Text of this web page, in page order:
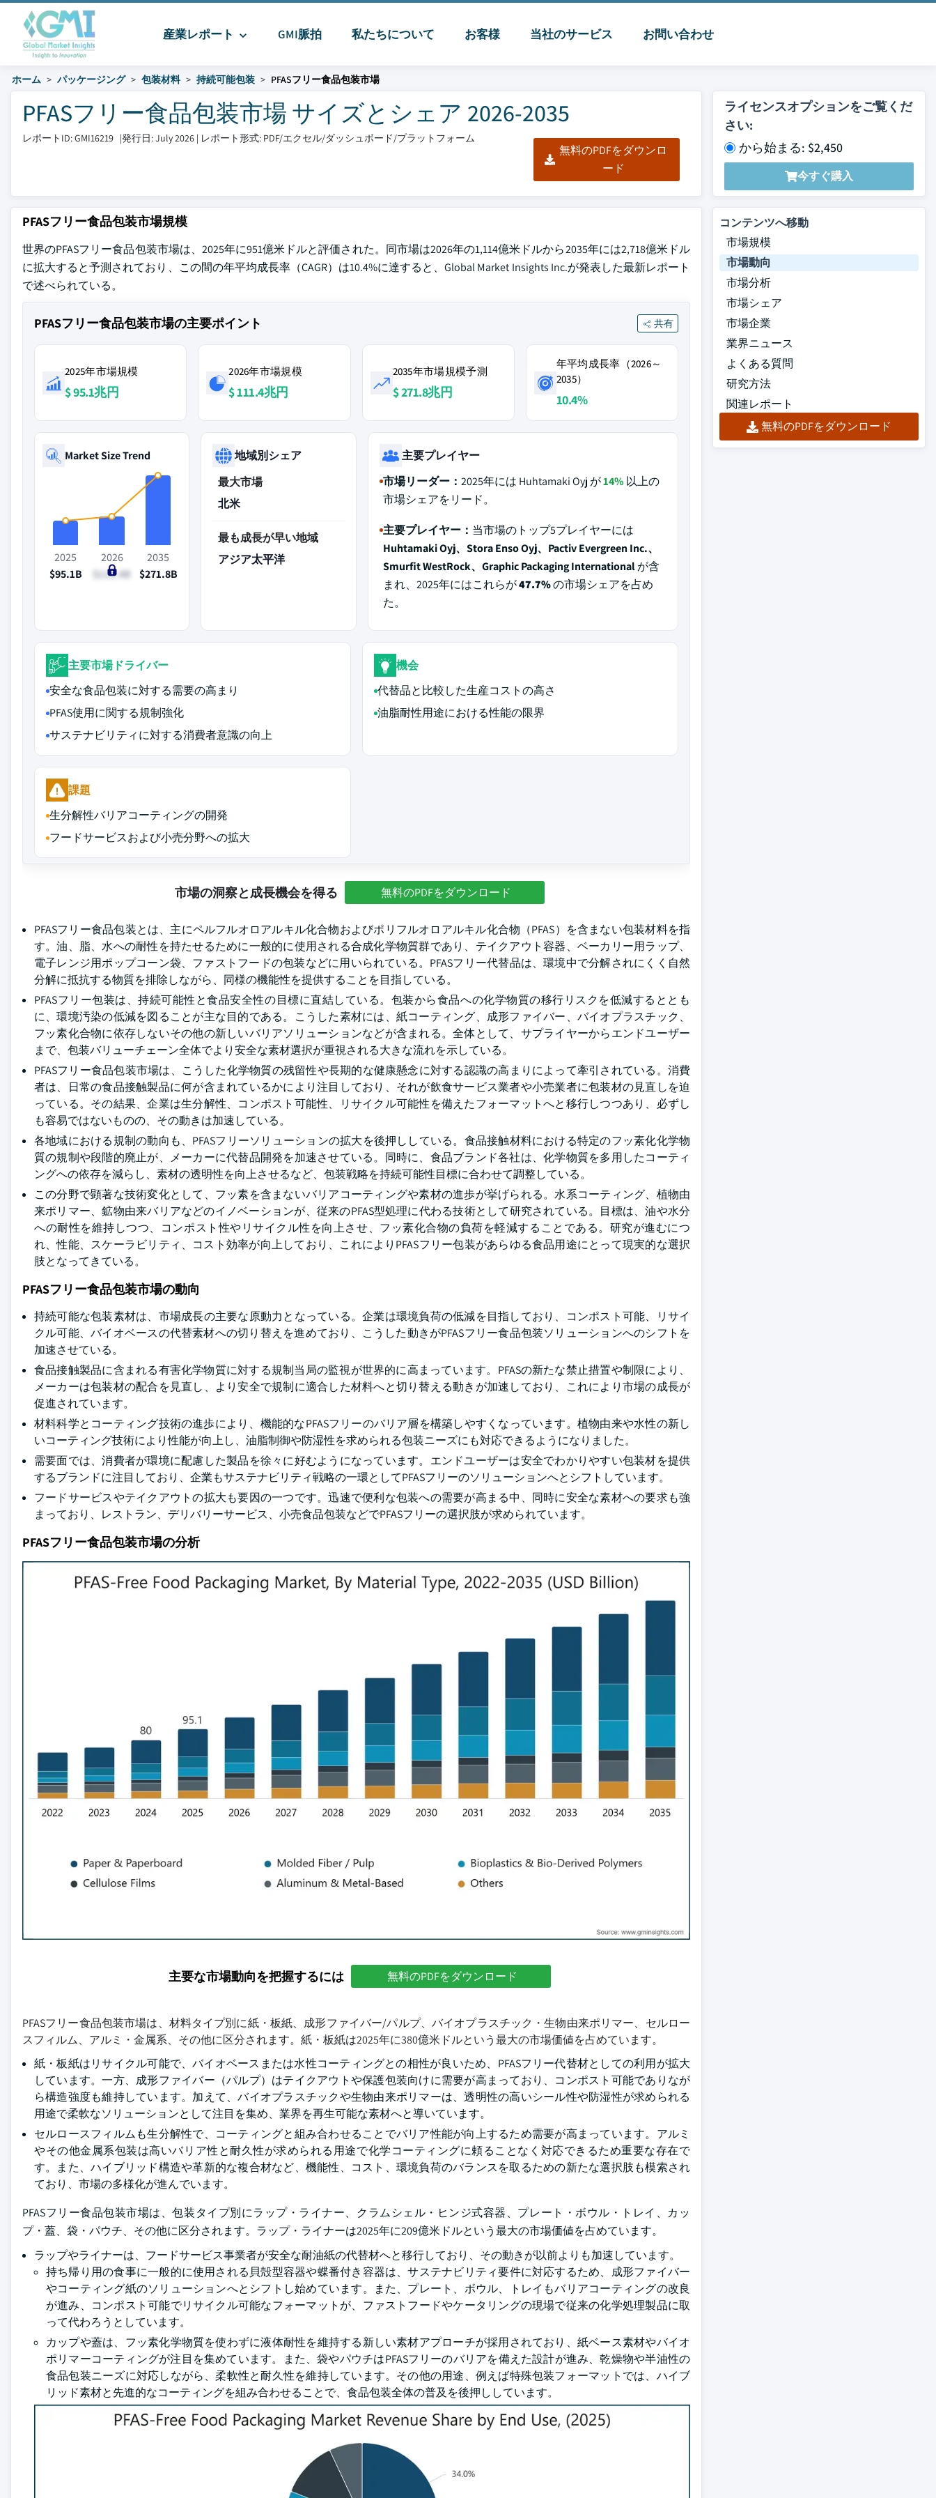
産業レポート GMI脈拍 私たちについて お客様 当社のサービス お問い合わせ
ホーム パッケージング 包装材料 持続可能包装 PFASフリー食品包装市場
PFASフリー食品包装市場 サイズとシェア 2026-2035
レポートID: GMI16219 |発行日: July 2026 | レポート形式: PDF/エクセル/ダッシュボード/プラットフォーム
無料のPDFをダウンロ
ード
ライセンスオプションをご覧くだ
さい:
から始まる: $2,450
今すぐ購入
PFASフリー食品包装市場規模
世界のPFASフリー食品包装市場は、2025年に951億米ドルと評価された。同市場は2026年の1,114億米ドルから2035年には2,718億米ドル
に拡大すると予測されており、この間の年平均成長率（CAGR）は10.4%に達すると、Global Market Insights Inc.が発表した最新レポート
で述べられている。
PFASフリー食品包装市場の主要ポイント 共有
2025年市場規模
$ 95.1兆円
2026年市場規模
$ 111.4兆円
2035年市場規模予測
$ 271.8兆円
年平均成長率（2026～
2035）
10.4%
Market Size Trend
2025
$95.1B
2026
$111.4B
2035
$271.8B
地域別シェア
最大市場
北米
最も成長が早い地域
アジア太平洋
主要プレイヤー
市場リーダー： 2025年には Huhtamaki Oyj が14% 以上の
市場シェアをリード。
主要プレイヤー： 当市場のトップ5プレイヤーには
Huhtamaki Oyj、Stora Enso Oyj、Pactiv Evergreen Inc.、
Smurfit WestRock、Graphic Packaging Internationalが含
まれ、2025年にはこれらが47.7%の市場シェアを占め
た。
主要市場ドライバー
安全な食品包装に対する需要の高まり
PFAS使用に関する規制強化
サステナビリティに対する消費者意識の向上
機会
代替品と比較した生産コストの高さ
油脂耐性用途における性能の限界
課題
生分解性バリアコーティングの開発
フードサービスおよび小売分野への拡大
市場の洞察と成長機会を得る 無料のPDFをダウンロード
PFASフリー食品包装とは、主にペルフルオロアルキル化合物およびポリフルオロアルキル化合物（PFAS）を含まない包装材料を指
す。油、脂、水への耐性を持たせるために一般的に使用される合成化学物質群であり、テイクアウト容器、ベーカリー用ラップ、
電子レンジ用ポップコーン袋、ファストフードの包装などに用いられている。PFASフリー代替品は、環境中で分解されにくく自然
分解に抵抗する物質を排除しながら、同様の機能性を提供することを目指している。
PFASフリー包装は、持続可能性と食品安全性の目標に直結している。包装から食品への化学物質の移行リスクを低減するととも
に、環境汚染の低減を図ることが主な目的である。こうした素材には、紙コーティング、成形ファイバー、バイオプラスチック、
フッ素化合物に依存しないその他の新しいバリアソリューションなどが含まれる。全体として、サプライヤーからエンドユーザー
まで、包装バリューチェーン全体でより安全な素材選択が重視される大きな流れを示している。
PFASフリー食品包装市場は、こうした化学物質の残留性や長期的な健康懸念に対する認識の高まりによって牽引されている。消費
者は、日常の食品接触製品に何が含まれているかにより注目しており、それが飲食サービス業者や小売業者に包装材の見直しを迫
っている。その結果、企業は生分解性、コンポスト可能性、リサイクル可能性を備えたフォーマットへと移行しつつあり、必ずし
も容易ではないものの、その動きは加速している。
各地域における規制の動向も、PFASフリーソリューションの拡大を後押ししている。食品接触材料における特定のフッ素化化学物
質の規制や段階的廃止が、メーカーに代替品開発を加速させている。同時に、食品ブランド各社は、化学物質を多用したコーティ
ングへの依存を減らし、素材の透明性を向上させるなど、包装戦略を持続可能性目標に合わせて調整している。
この分野で顕著な技術変化として、フッ素を含まないバリアコーティングや素材の進歩が挙げられる。水系コーティング、植物由
来ポリマー、鉱物由来バリアなどのイノベーションが、従来のPFAS型処理に代わる技術として研究されている。目標は、油や水分
への耐性を維持しつつ、コンポスト性やリサイクル性を向上させ、フッ素化合物の負荷を軽減することである。研究が進むにつ
れ、性能、スケーラビリティ、コスト効率が向上しており、これによりPFASフリー包装があらゆる食品用途にとって現実的な選択
肢となってきている。
PFASフリー食品包装市場の動向
持続可能な包装素材は、市場成長の主要な原動力となっている。企業は環境負荷の低減を目指しており、コンポスト可能、リサイ
クル可能、バイオベースの代替素材への切り替えを進めており、こうした動きがPFASフリー食品包装ソリューションへのシフトを
加速させている。
食品接触製品に含まれる有害化学物質に対する規制当局の監視が世界的に高まっています。PFASの新たな禁止措置や制限により、
メーカーは包装材の配合を見直し、より安全で規制に適合した材料へと切り替える動きが加速しており、これにより市場の成長が
促進されています。
材料科学とコーティング技術の進歩により、機能的なPFASフリーのバリア層を構築しやすくなっています。植物由来や水性の新し
いコーティング技術により性能が向上し、油脂制御や防湿性を求められる包装ニーズにも対応できるようになりました。
需要面では、消費者が環境に配慮した製品を徐々に好むようになっています。エンドユーザーは安全でわかりやすい包装材を提供
するブランドに注目しており、企業もサステナビリティ戦略の一環としてPFASフリーのソリューションへとシフトしています。
フードサービスやテイクアウトの拡大も要因の一つです。迅速で便利な包装への需要が高まる中、同時に安全な素材への要求も強
まっており、レストラン、デリバリーサービス、小売食品包装などでPFASフリーの選択肢が求められています。
PFASフリー食品包装市場の分析
主要な市場動向を把握するには 無料のPDFをダウンロード
PFASフリー食品包装市場は、材料タイプ別に紙・板紙、成形ファイバー/パルプ、バイオプラスチック・生物由来ポリマー、セルロー
スフィルム、アルミ・金属系、その他に区分されます。紙・板紙は2025年に380億米ドルという最大の市場価値を占めています。
紙・板紙はリサイクル可能で、バイオベースまたは水性コーティングとの相性が良いため、PFASフリー代替材としての利用が拡大
しています。一方、成形ファイバー（パルプ）はテイクアウトや保護包装向けに需要が高まっており、コンポスト可能でありなが
ら構造強度も維持しています。加えて、バイオプラスチックや生物由来ポリマーは、透明性の高いシール性や防湿性が求められる
用途で柔軟なソリューションとして注目を集め、業界を再生可能な素材へと導いています。
セルロースフィルムも生分解性で、コーティングと組み合わせることでバリア性能が向上するため需要が高まっています。アルミ
やその他金属系包装は高いバリア性と耐久性が求められる用途で化学コーティングに頼ることなく対応できるため重要な存在で
す。また、ハイブリッド構造や革新的な複合材など、機能性、コスト、環境負荷のバランスを取るための新たな選択肢も模索され
ており、市場の多様化が進んでいます。
PFASフリー食品包装市場は、包装タイプ別にラップ・ライナー、クラムシェル・ヒンジ式容器、プレート・ボウル・トレイ、カッ
プ・蓋、袋・パウチ、その他に区分されます。ラップ・ライナーは2025年に209億米ドルという最大の市場価値を占めています。
ラップやライナーは、フードサービス事業者が安全な耐油紙の代替材へと移行しており、その動きが以前よりも加速しています。
持ち帰り用の食事に一般的に使用される貝殻型容器や蝶番付き容器は、サステナビリティ要件に対応するため、成形ファイバー
やコーティング紙のソリューションへとシフトし始めています。また、プレート、ボウル、トレイもバリアコーティングの改良
が進み、コンポスト可能でリサイクル可能なフォーマットが、ファストフードやケータリングの現場で従来の化学処理製品に取
って代わろうとしています。
カップや蓋は、フッ素化学物質を使わずに液体耐性を維持する新しい素材アプローチが採用されており、紙ベース素材やバイオ
ポリマーコーティングが注目を集めています。また、袋やパウチはPFASフリーのバリアを備えた設計が進み、乾燥物や半油性の
食品包装ニーズに対応しながら、柔軟性と耐久性を維持しています。その他の用途、例えば特殊包装フォーマットでは、ハイブ
リッド素材と先進的なコーティングを組み合わせることで、食品包装全体の普及を後押ししています。
コンテンツへ移動
市場規模
市場動向
市場分析
市場シェア
市場企業
業界ニュース
よくある質問
研究方法
関連レポート
無料のPDFをダウンロード